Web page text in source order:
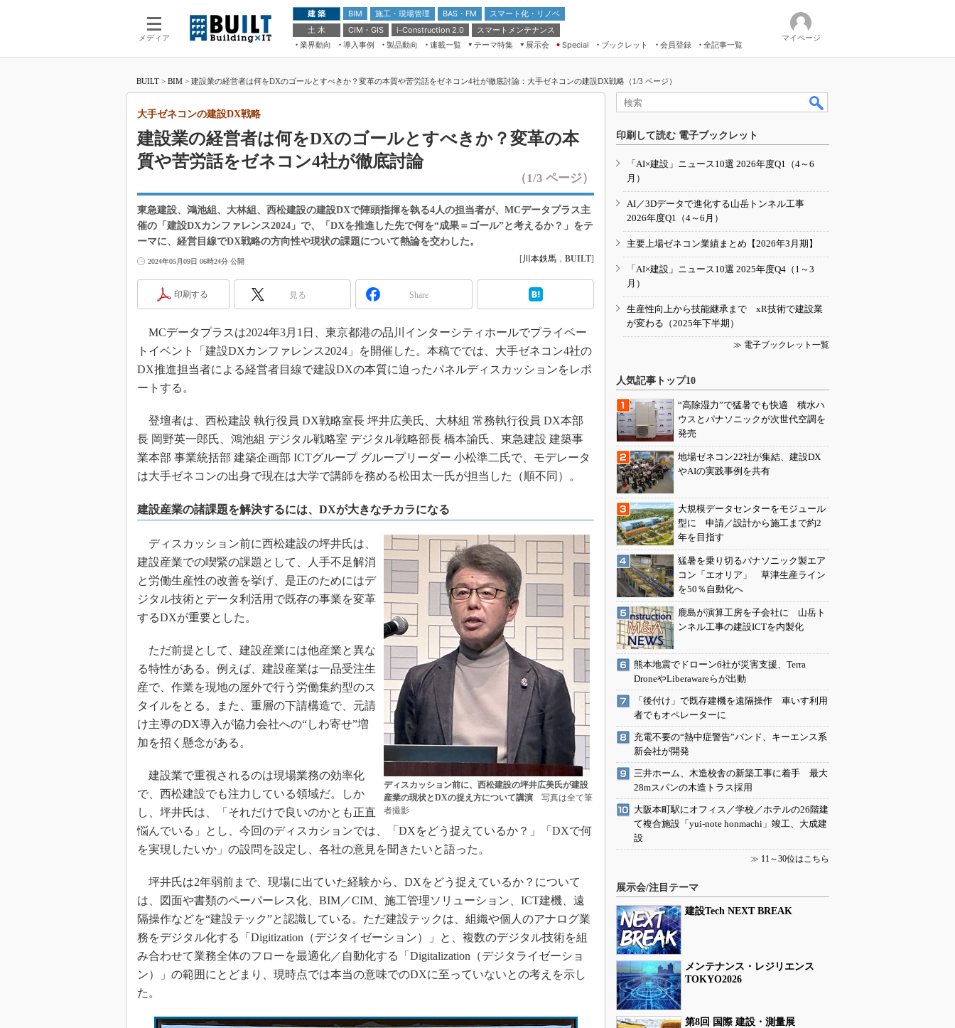
メディア
建 築 BIM 施工・現場管理 BAS・FM
スマート化・リノベ
土 木
CIM・GIS i-Construction 2.0
スマートメンテナンス
業界動向
導入事例 製品動向 連載一覧
テーマ特集
ドローンがもたらす建設業界の“ゲー
ムチェンジ” Ver.2.0
“Society5.0”時代のスマートビル
VR／ARが描くモノづくりのミライ
展示会
第8回 国際 建設・測量展
築・土木・不動産の先端技術展－
Japan Drone 2023
2020
日本 ものづくりワールド 2020
メンテナンス・レジリエンスTOKYO
2019
Special ブックレット 会員登録 全記事一覧
マイページ
BUILT > BIM > 建設業の経営者は何をDXのゴールとすべきか？変革の本質や苦労話をゼネコン4社が徹底討論：大手ゼネコンの建設DX戦略（1/3 ページ）
建設業の経営者は何をDXのゴールとすべきか？変革の本
質や苦労話をゼネコン4社が徹底討論
大手ゼネコンの建設DX戦略
（1/3 ページ）
東急建設、鴻池組、大林組、西松建設の建設DXで陣頭指揮を執る4人の担当者が、MCデータプラス主
催の「建設DXカンファレンス2024」で、「DXを推進した先で何を“成果＝ゴール”と考えるか？」をテ
ーマに、経営目線でDX戦略の方向性や現状の課題について熱論を交わした。
2024年05月09日 06時24分 公開 [川本鉄馬 ， BUILT]
印刷する 見る Share
MCデータプラスは2024年3月1日、東京都港の品川インターシティホールでプライベー
トイベント「建設DXカンファレンス2024」を開催した。本稿ででは、大手ゼネコン4社の
DX推進担当者による経営者目線で建設DXの本質に迫ったパネルディスカッションをレポ
ートする。
登壇者は、西松建設 執行役員 DX戦略室長 坪井広美氏、大林組 常務執行役員 DX本部
長 岡野英一郎氏、鴻池組 デジタル戦略室 デジタル戦略部長 橋本諭氏、東急建設 建築事
業本部 事業統括部 建築企画部 ICTグループ グループリーダー 小松準二氏で、モデレータ
は大手ゼネコンの出身で現在は大学で講師を務める松田太一氏が担当した（順不同）。
建設産業の諸課題を解決するには、DXが大きなチカラになる
ディスカッション前に、西松建設の坪井広美氏が建設
産業の現状とDXの捉え方について講演 写真は全て筆
者撮影
ディスカッション前に西松建設の坪井氏は、
建設産業での喫緊の課題として、人手不足解消
と労働生産性の改善を挙げ、是正のためにはデ
ジタル技術とデータ利活用で既存の事業を変革
するDXが重要とした。
ただ前提として、建設産業には他産業と異な
る特性がある。例えば、建設産業は一品受注生
産で、作業を現地の屋外で行う労働集約型のス
タイルをとる。また、重層の下請構造で、元請
け主導のDX導入が協力会社への“しわ寄せ”増
加を招く懸念がある。
建設業で重視されるのは現場業務の効率化
で、西松建設でも注力している領域だ。しか
し、坪井氏は、「それだけで良いのかとも正直
悩んでいる」とし、今回のディスカションでは、「DXをどう捉えているか？」「DXで何
を実現したいか」の設問を設定し、各社の意見を聞きたいと語った。
坪井氏は2年弱前まで、現場に出ていた経験から、DXをどう捉えているか？について
は、図面や書類のペーパーレス化、BIM／CIM、施工管理ソリューション、ICT建機、遠
隔操作などを“建設テック”と認識している。ただ建設テックは、組織や個人のアナログ業
務をデジタル化する「Digitization（デジタイゼーション）」と、複数のデジタル技術を組
み合わせて業務全体のフローを最適化／自動化する「Digitalization（デジタライゼーショ
ン）」の範囲にとどまり、現時点では本当の意味でのDXに至っていないとの考えを示し
た。
印刷して読む 電子ブックレット
「AI×建設」ニュース10選 2026年度Q1（4～6
月）
AI／3Dデータで進化する山岳トンネル工事
2026年度Q1（4～6月）
主要上場ゼネコン業績まとめ【2026年3月期】
「AI×建設」ニュース10選 2025年度Q4（1～3
月）
生産性向上から技能継承まで xR技術で建設業
が変わる（2025年下半期）
≫ 電子ブックレット一覧
人気記事トップ10
“高除湿力”で猛暑でも快適 積水ハ
ウスとパナソニックが次世代空調を
発売
地場ゼネコン22社が集結、建設DX
やAIの実践事例を共有
大規模データセンターをモジュール
型に 申請／設計から施工まで約2
年を目指す
猛暑を乗り切るパナソニック製エア
コン「エオリア」 草津生産ライン
を50％自動化へ
鹿島が演算工房を子会社に 山岳ト
ンネル工事の建設ICTを内製化
熊本地震でドローン6社が災害支援、Terra
DroneやLiberawareらが出動
「後付け」で既存建機を遠隔操作 車いす利用
者でもオペレーターに
充電不要の“熱中症警告”バンド、キーエンス系
新会社が開発
三井ホーム、木造校舎の新築工事に着手 最大
28mスパンの木造トラス採用
大阪本町駅にオフィス／学校／ホテルの26階建
て複合施設「yui-note honmachi」竣工、大成建
設
≫ 11～30位はこちら
展示会/注目テーマ
建設Tech NEXT BREAK
メンテナンス・レジリエンス
TOKYO2026
第8回 国際 建設・測量展